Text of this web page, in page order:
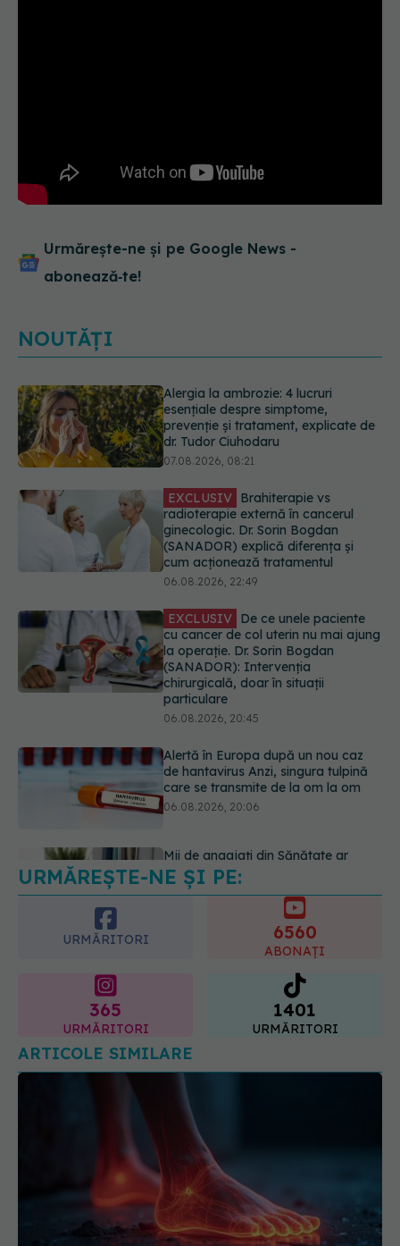
Urmărește-ne și pe Google News -
abonează‑te!
NOUTĂȚI
EXCLUSIV Brahiterapie vs
radioterapie externă în cancerul
ginecologic. Dr. Sorin Bogdan
(SANADOR) explică diferența și
cum acționează tratamentul
06.08.2026, 22:49
EXCLUSIV De ce unele paciente
cu cancer de col uterin nu mai ajung
la operație. Dr. Sorin Bogdan
(SANADOR): Intervenția
chirurgicală, doar în situații
06.08.2026, 20:45
Alertă în Europa după un nou caz
de hantavirus Anzi, singura tulpină
care se transmite de la om la om
06.08.2026, 20:06
Mii de angajați din Sănătate ar
putea primi salarii mai mari.
Sindicatele cer schimbarea legii
06.08.2026, 19:26
Alergia la ambrozie: 4 lucruri
esențiale despre simptome,
prevenție și tratament, explicate de
URMĂREȘTE-NE ȘI PE:
URMĂRITORI 6560
ABONAȚI
365
URMĂRITORI
1401
URMĂRITORI
ARTICOLE SIMILARE